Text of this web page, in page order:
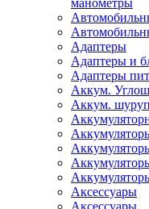
Адаптеры
Адаптеры и
Адаптеры
Аккум.
Аккум.
Аксессуары
Аксессуары